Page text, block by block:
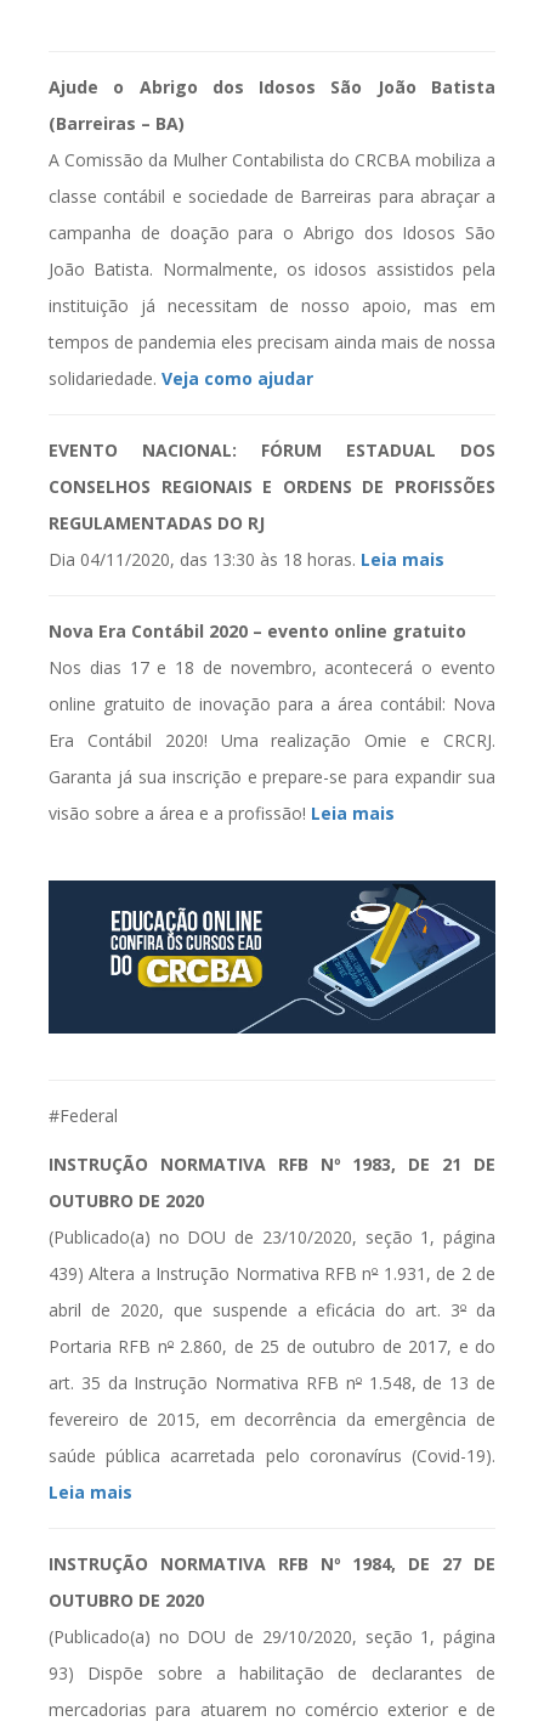
Ajude o Abrigo dos Idosos São João Batista
(Barreiras – BA)
A Comissão da Mulher Contabilista do CRCBA mobiliza a
classe contábil e sociedade de Barreiras para abraçar a
campanha de doação para o Abrigo dos Idosos São
João Batista. Normalmente, os idosos assistidos pela
instituição já necessitam de nosso apoio, mas em
tempos de pandemia eles precisam ainda mais de nossa
solidariedade. Veja como ajudar
EVENTO NACIONAL: FÓRUM ESTADUAL DOS
CONSELHOS REGIONAIS E ORDENS DE PROFISSÕES
REGULAMENTADAS DO RJ
Dia 04/11/2020, das 13:30 às 18 horas. Leia mais
Nova Era Contábil 2020 – evento online gratuito
Nos dias 17 e 18 de novembro, acontecerá o evento
online gratuito de inovação para a área contábil: Nova
Era Contábil 2020! Uma realização Omie e CRCRJ.
Garanta já sua inscrição e prepare-se para expandir sua
visão sobre a área e a profissão! Leia mais
#Federal
INSTRUÇÃO NORMATIVA RFB Nº 1983, DE 21 DE
OUTUBRO DE 2020
(Publicado(a) no DOU de 23/10/2020, seção 1, página
439) Altera a Instrução Normativa RFB nº1.931, de 2 de
abril de 2020, que suspende a eficácia do art. 3º da
Portaria RFB nº2.860, de 25 de outubro de 2017, e do
art. 35 da Instrução Normativa RFB nº1.548, de 13 de
fevereiro de 2015, em decorrência da emergência de
saúde pública acarretada pelo coronavírus (Covid-19).
Leia mais
INSTRUÇÃO NORMATIVA RFB Nº 1984, DE 27 DE
OUTUBRO DE 2020
(Publicado(a) no DOU de 29/10/2020, seção 1, página
93) Dispõe sobre a habilitação de declarantes de
mercadorias para atuarem no comércio exterior e de